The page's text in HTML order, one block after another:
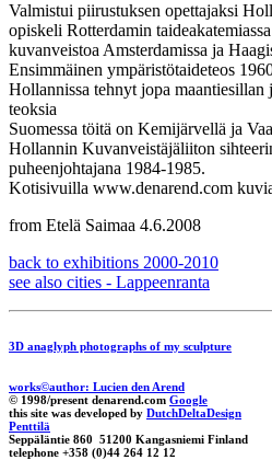
Valmistui piirustuksen opettajaksi
opiskeli Rotterdamin
kuvanveistoa Amsterdamissa ja
Ensimmäinen ympäristötaideteos
Hollannissa tehnyt jopa maantiesillan
teoksia
Suomessa töitä on Kemijärvellä ja
Hollannin Kuvanveistäjäliiton
puheenjohtajana 1984-1985.
Kotisivuilla www.denarend.com
from Etelä Saimaa 4.6.2008
back to exhibitions 2000-2010
see also cities - Lappeenranta
3D anaglyph photographs of my sculpture
works©author: Lucien den Arend
© 1998/present denarend.com Google
this site was developed by DutchDeltaDesign
Penttilä
Seppäläntie 860 51200 Kangasniemi Finland
telephone +358 (0)44 264 12 12